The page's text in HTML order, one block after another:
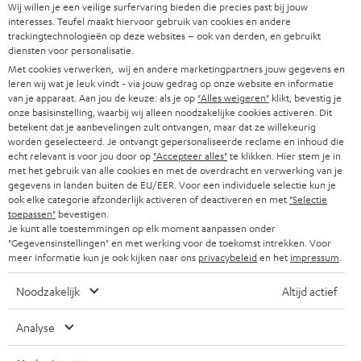
u
w
s
b
r
i
e
f
SOUNDBARS
HIFI-SPEAKERS
SMART HOME
BLUETOOTH
KOPTELEFOONS
BLUETOOTH KOPTELEFOONS
COMPLETE SETS
SPEAKERS
ULTIMA
IN-EAR
CARRIÈRE
PERS & MARKETING
B2B
PARTNERPROGRAMMA
BLOG
NEWSLETTER
STORES
TEUFEL VOORDELEN
TEUFEL STORY
MANAGEMENT
DUITSLAND
OOSTENRIJK
ZWITSERLAND
NEDERLAND
BELGIË
FRANKRIJK
POLEN
SPANJE
Wij willen je een veilige surfervaring bieden die precies past bij jouw
interesses. Teufel maakt hiervoor gebruik van cookies en andere
trackingtechnologieën op deze websites – ook van derden, en gebruikt
diensten voor personalisatie.
Met cookies verwerken, wij en andere marketingpartners jouw gegevens en
leren wij wat je leuk vindt - via jouw gedrag op onze website en informatie
van je apparaat. Aan jou de keuze: als je op "Alles weigeren" klikt, bevestig je
onze basisinstelling, waarbij wij alleen noodzakelijke cookies activeren. Dit
betekent dat je aanbevelingen zult ontvangen, maar dat ze willekeurig
worden geselecteerd. Je ontvangt gepersonaliseerde reclame en inhoud die
echt relevant is voor jou door op "Accepteer alles"te klikken. Hier stem je in
met het gebruik van alle cookies en met de overdracht en verwerking van je
gegevens in landen buiten de EU/EER. Voor een individuele selectie kun je
ook elke categorie afzonderlijk activeren of deactiveren en met "Selectie
toepassen" bevestigen.
Je kunt alle toestemmingen op elk moment aanpassen onder
"Gegevensinstellingen" en met werking voor de toekomst intrekken. Voor
meer informatie kun je ook kijken naar ons privacybeleiden het impressum
Noodzakelijk Altijd actief
Analyse